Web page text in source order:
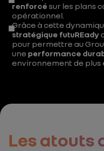
renforcé sur les plans
opérationnel.
Grâce à cette
stratégique futuREady
pour permettre au
une performance
environnement de plus
Les atouts